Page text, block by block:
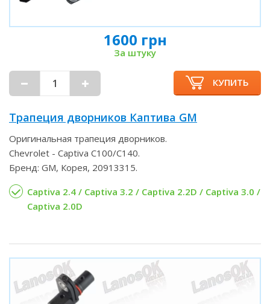
1600 грн
За штуку
КУПИТЬ
Трапеция дворников Каптива GM
Оригинальная трапеция дворников.
Chevrolet - Captiva C100/C140.
Бренд: GM, Корея, 20913315.
Captiva 2.4 / Captiva 3.2 / Captiva 2.2D / Captiva 3.0 /
Captiva 2.0D